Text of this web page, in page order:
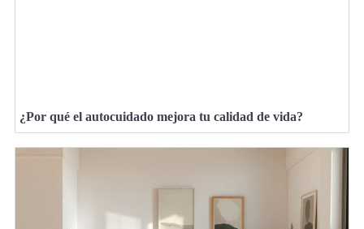
¿Por qué el autocuidado mejora tu calidad de vida?